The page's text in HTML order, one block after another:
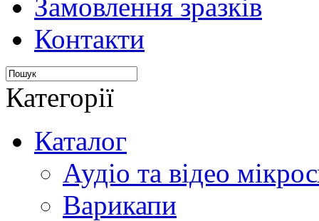
Замовлення зразків
Контакти
Категорії
Каталог
Аудіо та відео
Варикапи